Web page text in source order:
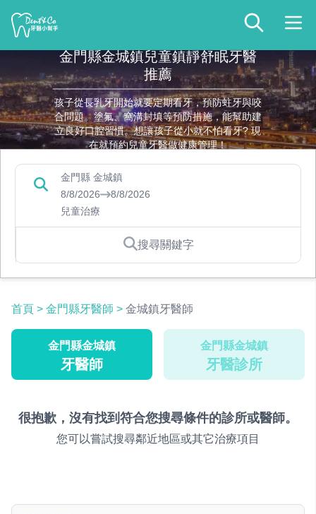
金門縣金城鎮兒童鎮靜舒眠牙醫
推薦
孩子從長乳牙開始就要定期看牙，預防蛀牙與咬
合問題。塗氟、窩溝封填等預防措施，能幫助建
立良好口腔習慣。想讓孩子從小就不怕看牙? 現
在就預約兒童牙醫做健康管理！
金門縣 金城鎮
8/8/2026
8/8/2026
兒童治療
搜尋關鍵字
首頁 > 金門縣牙醫師 > 金城鎮牙醫師
金門縣金城鎮
牙醫師
金門縣金城鎮
牙醫診所
很抱歉，沒有找到符合您搜尋條件的診所或醫師。
您可以嘗試搜尋鄰近地區或其它治療項目